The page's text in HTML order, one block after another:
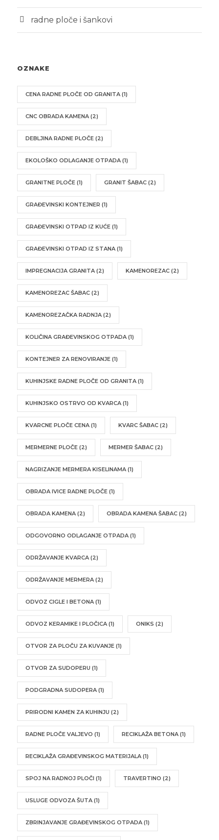
radne ploče i šankovi
OZNAKE
CENA RADNE PLOČE OD GRANITA (1)
CNC OBRADA KAMENA (2)
DEBLJINA RADNE PLOČE (2)
EKOLOŠKO ODLAGANJE OTPADA (1)
GRANITNE PLOČE (1) GRANIT ŠABAC (2)
GRAĐEVINSKI KONTEJNER (1)
GRAĐEVINSKI OTPAD IZ KUĆE (1)
GRAĐEVINSKI OTPAD IZ STANA (1)
IMPREGNACIJA GRANITA (2) KAMENOREZAC (2)
KAMENOREZAC ŠABAC (2)
KAMENOREZAČKA RADNJA (2)
KOLIČINA GRAĐEVINSKOG OTPADA (1)
KONTEJNER ZA RENOVIRANJE (1)
KUHINJSKE RADNE PLOČE OD GRANITA (1)
KUHINJSKO OSTRVO OD KVARCA (1)
KVARCNE PLOČE CENA (1) KVARC ŠABAC (2)
MERMERNE PLOČE (2) MERMER ŠABAC (2)
NAGRIZANJE MERMERA KISELINAMA (1)
OBRADA IVICE RADNE PLOČE (1)
OBRADA KAMENA (2) OBRADA KAMENA ŠABAC (2)
ODGOVORNO ODLAGANJE OTPADA (1)
ODRŽAVANJE KVARCA (2)
ODRŽAVANJE MERMERA (2)
ODVOZ CIGLE I BETONA (1)
ODVOZ KERAMIKE I PLOČICA (1) ONIKS (2)
OTVOR ZA PLOČU ZA KUVANJE (1)
OTVOR ZA SUDOPERU (1)
PODGRADNA SUDOPERA (1)
PRIRODNI KAMEN ZA KUHINJU (2)
RADNE PLOČE VALJEVO (1) RECIKLAŽA BETONA (1)
RECIKLAŽA GRAĐEVINSKOG MATERIJALA (1)
SPOJ NA RADNOJ PLOČI (1) TRAVERTINO (2)
USLUGE ODVOZA ŠUTA (1)
ZBRINJAVANJE GRAĐEVINSKOG OTPADA (1)